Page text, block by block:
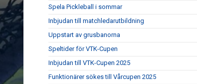
Spela Pickleball i sommar
Inbjudan till matchledarutbildning
Uppstart av grusbanorna
Speltider för VTK-Cupen
Inbjudan till VTK-Cupen 2025
Funktionärer sökes till Vårcupen 2025